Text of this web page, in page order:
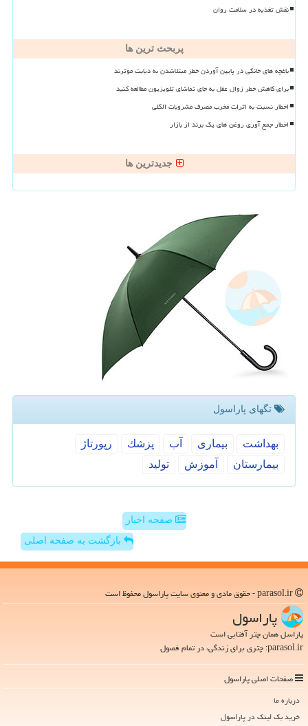
نقش تغذیه در سلامت روان
پربحث ترین ها
باغچه های خانگی در پایین آوردن خطر مبتلاشدن به دیابت موثرند
برای کاهش خطر زوال عقل به جای تماشای تلویزیون مطالعه کنید
اخطار نسبت به اثرات مخرب مصرف مشروبات الکلی
اخطار جمع آوری روغن های یک برند از بازار
جدیدترین ها
تگهای پاراسول
بهداشت بیماری آب پزشك
رپورتاژ
بیمارستان
آموزش تولید
صفحه اخبار
بازگشت به صفحه اصلی
پاراسول
پاراسل همان چتر آفتابی است
parasol.ir: چتری برای زندگی، در تمام فصول
صفحات اصلی پاراسول
درباره ما
خرید بک لینک در پاراسول